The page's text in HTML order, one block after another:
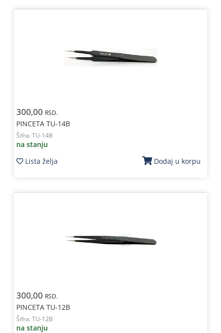
300,00 RSD.
PINCETA TU-14B
Šifra: TU-14B
na stanju
Lista želja
Dodaj u korpu
300,00 RSD.
PINCETA TU-12B
Šifra: TU-12B
na stanju